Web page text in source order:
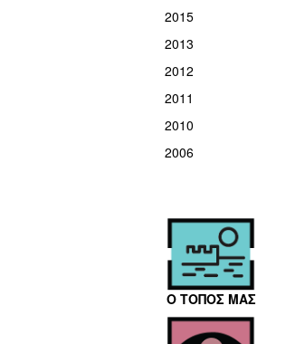
2015
2013
2012
2011
2010
2006
Ο ΤΟΠΟΣ ΜΑΣ